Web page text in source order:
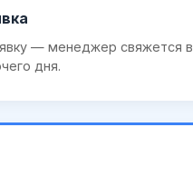
— менеджер свяжется в
дня.